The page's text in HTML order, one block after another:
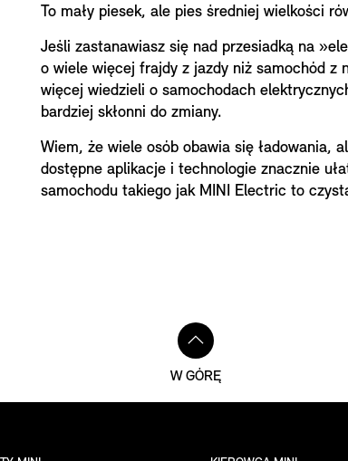
To mały piesek, ale pies średniej wielkości
Jeśli zastanawiasz się nad przesiadką na
o wiele więcej frajdy z jazdy niż samochód z
więcej wiedzieli o samochodach
bardziej skłonni do zmiany.
Wiem, że wiele osób obawia się ładowania,
dostępne aplikacje i technologie znacznie
samochodu takiego jak MINI Electric to
W GÓRĘ